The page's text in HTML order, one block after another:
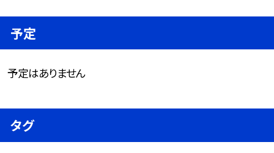
予定
予定はありません
タグ